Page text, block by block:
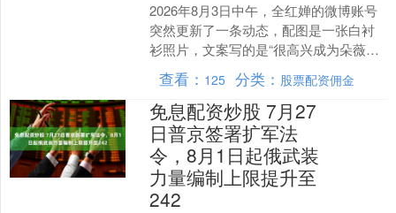
2026年8月3日中午，全红婵的微博账号
突然更新了一条动态，配图是一张白衬
衫照片，文案写的是“很高兴成为朵薇品
牌代言人，以专注之心应对挑战，以赤
诚之心拥抱生活，....
查看： 125 分类： 股票配资佣金
免息配资炒股 7月27
日普京签署扩军法
令，8月1日起俄武装
力量编制上限提升至
242